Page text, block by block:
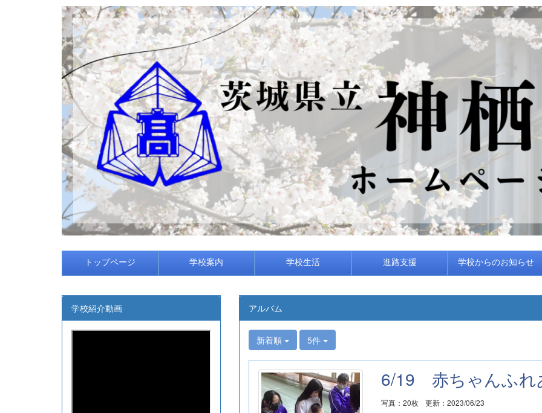
トップページ 学校案内 学校生活 進路支援 学校からのお知らせ
アルバム
新着順 5件
6/19 赤ちゃんふれ
写真：20枚 更新：2023/06/23
学校紹介動画